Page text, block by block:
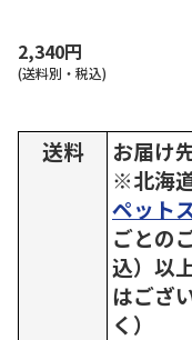
2,340円
(送料別・税込)
送料
お届け
※北海
ペット
ごとの
込）以
はござ
く）